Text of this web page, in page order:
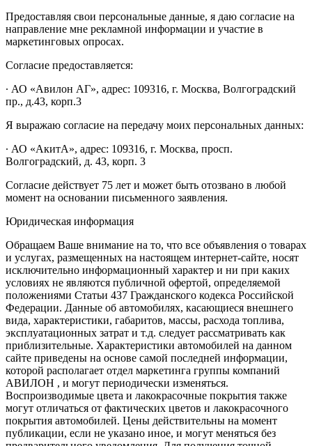
Предоставляя свои персональные данные, я даю согласие на
направление мне рекламной информации и участие в
маркетинговых опросах.
Согласие предоставляется:
∙ АО «Авилон АГ», адрес: 109316, г. Москва, Волгоградский
пр., д.43, корп.3
Я выражаю согласие на передачу моих персональных данных:
∙ АО «АкитА», адрес: 109316, г. Москва, просп.
Волгоградский, д. 43, корп. 3
Согласие действует 75 лет и может быть отозвано в любой
момент на основании письменного заявления.
Юридическая информация
Обращаем Ваше внимание на то, что все объявления о товарах
и услугах, размещенных на настоящем интернет-сайте, носят
исключительно информационный характер и ни при каких
условиях не являются публичной офертой, определяемой
положениями Статьи 437 Гражданского кодекса Российской
Федерации. Данные об автомобилях, касающиеся внешнего
вида, характеристики, габаритов, массы, расхода топлива,
эксплуатационных затрат и т.д. следует рассматривать как
приблизительные. Характеристики автомобилей на данном
сайте приведены на основе самой последней информации,
которой располагает отдел маркетинга группы компаний
АВИЛОН , и могут периодически изменяться.
Воспроизводимые цвета и лакокрасочные покрытия также
могут отличаться от фактических цветов и лакокрасочного
покрытия автомобилей. Цены действительны на момент
публикации, если не указано иное, и могут меняться без